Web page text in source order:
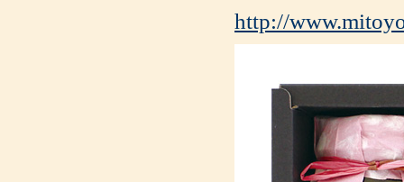
http://